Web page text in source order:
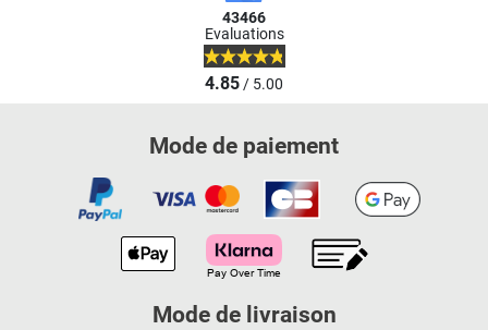
43466
Evaluations
4.85/ 5.00
Mode de paiement
Mode de livraison